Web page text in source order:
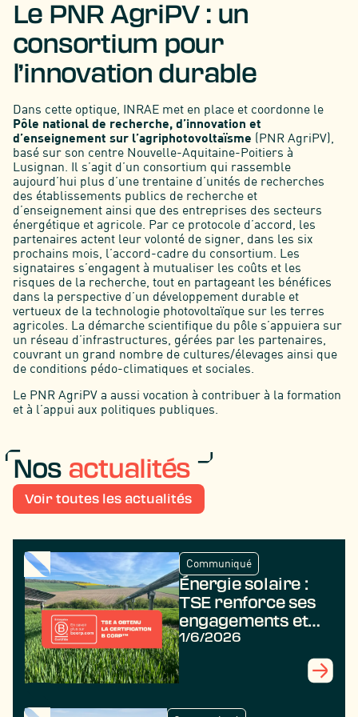
Le PNR AgriPV : un
consortium pour
l’innovation durable
Dans cette optique, INRAE met en place et coordonne le
Pôle national de recherche, d’innovation et
d’enseignement sur l’agriphotovoltaïsme (PNR AgriPV),
basé sur son centre Nouvelle-Aquitaine-Poitiers à
Lusignan. Il s’agit d’un consortium qui rassemble
aujourd’hui plus d’une trentaine d’unités de recherches
des établissements publics de recherche et
d’enseignement ainsi que des entreprises des secteurs
énergétique et agricole. Par ce protocole d’accord, les
partenaires actent leur volonté de signer, dans les six
prochains mois, l’accord-cadre du consortium. Les
signataires s’engagent à mutualiser les coûts et les
risques de la recherche, tout en partageant les bénéfices
dans la perspective d’un développement durable et
vertueux de la technologie photovoltaïque sur les terres
agricoles. La démarche scientifique du pôle s’appuiera sur
un réseau d’infrastructures, gérées par les partenaires,
couvrant un grand nombre de cultures/élevages ainsi que
de conditions pédo-climatiques et sociales.
Le PNR AgriPV a aussi vocation à contribuer à la formation
et à l’appui aux politiques publiques.
Nos actualités
Voir toutes les actualités
Communiqué
Énergie solaire :
TSE renforce ses
engagements et
obtient la
1/6/2026